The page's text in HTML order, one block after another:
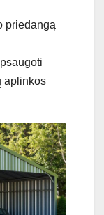
priedangą
aplinkos